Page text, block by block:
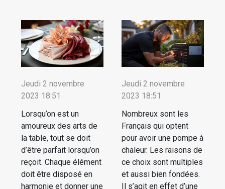
Jeudi 2 novembre
2023 18:51
Lorsqu’on est un
amoureux des arts de
la table, tout se doit
d’être parfait lorsqu’on
reçoit. Chaque élément
doit être disposé en
harmonie et donner une
Jeudi 2 novembre
2023 18:51
Nombreux sont les
Français qui optent
pour avoir une pompe à
chaleur. Les raisons de
ce choix sont multiples
et aussi bien fondées.
Il s’agit en effet d’une